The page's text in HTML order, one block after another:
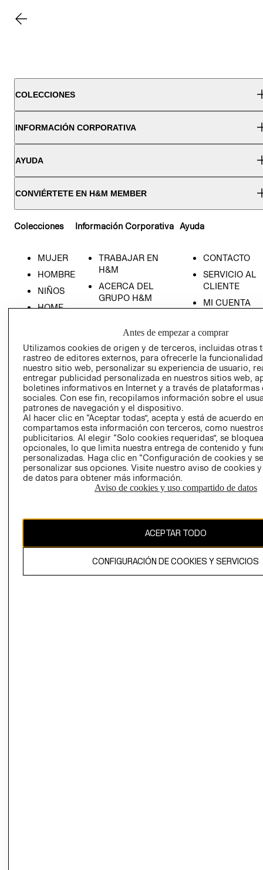
COLECCIONES
INFORMACIÓN CORPORATIVA
AYUDA
CONVIÉRTETE EN H&M MEMBER
Colecciones
MUJER
HOMBRE
NIÑOS
HOME
Información Corporativa
TRABAJAR EN
H&M
ACERCA DEL
GRUPO H&M
PRENSA
RELACIÓN CON
INVERSIONISTAS
POLÍTICA
EMPRESARIAL
Ayuda
CONTACTO
SERVICIO AL
CLIENTE
MI CUENTA
TIENDAS
- RETIRO EN
TIENDA
TÉRMINOS Y
CONDICIONES
AVISO DE
PRIVACIDAD
GIFT CARD
AVISO DE
COOKIES
CAMBIAR REGIÓN
Antes de empezar a comprar
Utilizamos cookies de origen y de terceros, incluidas otras
rastreo de editores externos, para ofrecerle la
nuestro sitio web, personalizar su experiencia de usuario,
entregar publicidad personalizada en nuestros sitios web,
boletines informativos en Internet y a través de plataformas
sociales. Con ese fin, recopilamos información sobre el
patrones de navegación y el dispositivo.
Al hacer clic en “Aceptar todas”, acepta y está de acuerdo
compartamos esta información con terceros, como
publicitarios. Al elegir “Solo cookies requeridas”, se
opcionales, lo que limita nuestra entrega de contenido y
personalizadas. Haga clic en “Configuración de cookies y
personalizar sus opciones. Visite nuestro aviso de cookies
de datos para obtener más información.
Aviso de cookies y uso compartido de datos
ACEPTAR TODO
CONFIGURACIÓN DE COOKIES Y SERVICIOS